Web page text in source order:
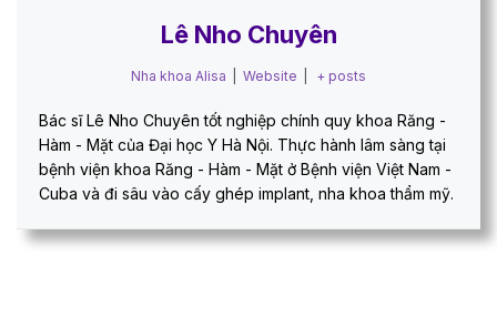
Lê Nho Chuyên
Nha khoa Alisa Website + posts
Bác sĩ Lê Nho Chuyên tốt nghiệp chính quy khoa Răng -
Hàm - Mặt của Đại học Y Hà Nội. Thực hành lâm sàng tại
bệnh viện khoa Răng - Hàm - Mặt ở Bệnh viện Việt Nam -
Cuba và đi sâu vào cấy ghép implant, nha khoa thẩm mỹ.